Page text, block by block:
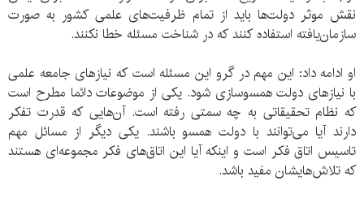
نقش موثر دولت‌ها باید از تمام ظرفیت‌های علمی کشور به صورت
سازمان‌یافته استفاده کنند که در شناخت مسئله خطا نکنند.
او ادامه داد: این مهم در گرو این مسئله است که نیازهای جامعه علمی
با نیازهای دولت همسوسازی شود. یکی از موضوعات دائما مطرح است
که نظام تحقیقاتی به چه سمتی رفته است. آن‌هایی که قدرت تفکر
دارند آیا می‌توانند با دولت همسو باشند. یکی دیگر از مسائل مهم
تاسیس اتاق فکر است و اینکه آیا این اتاق‌های فکر مجموعه‌ای هستند
که تلاش‌هایشان مفید باشد.